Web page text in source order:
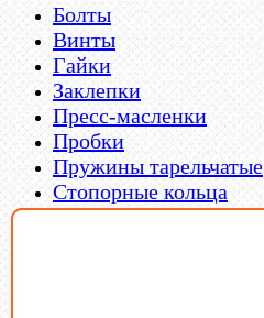
Болты
Винты
Гайки
Заклепки
Пресс-масленки
Пробки
Пружины тарельчатые
Стопорные кольца
Такелаж